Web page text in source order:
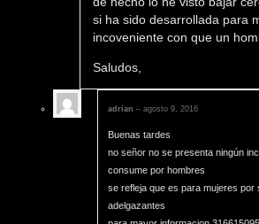
si ha sido desarrollada para
incoveniente con que un
Saludos,
adrian – agosto 9, 2016
Buenas tardes
no señor no se presenta ningún
consume por hombres
se refleja que es para mujeres por
adelgazantes